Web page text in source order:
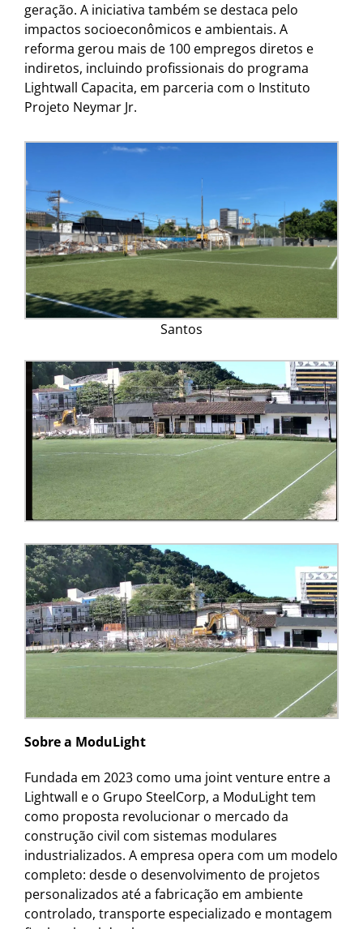
geração. A iniciativa também se destaca pelo
impactos socioeconômicos e ambientais. A
reforma gerou mais de 100 empregos diretos e
indiretos, incluindo profissionais do programa
Lightwall Capacita, em parceria com o Instituto
Projeto Neymar Jr.
Santos
Sobre a ModuLight
Fundada em 2023 como uma joint venture entre a
Lightwall e o Grupo SteelCorp, a ModuLight tem
como proposta revolucionar o mercado da
construção civil com sistemas modulares
industrializados. A empresa opera com um modelo
completo: desde o desenvolvimento de projetos
personalizados até a fabricação em ambiente
controlado, transporte especializado e montagem